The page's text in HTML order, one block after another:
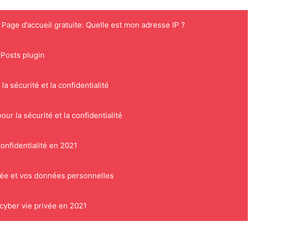
Page d’accueil gratuite: Quelle est mon adresse IP ?
plugin
sécurité et la confidentialité
la sécurité et la confidentialité
en 2021
et vos données personnelles
vie privée en 2021